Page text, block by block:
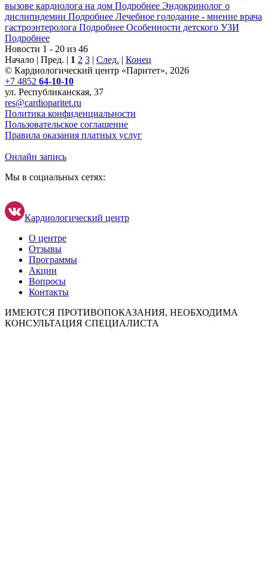
вызове кардиолога на дом Подробнее Эндокринолог о
дислипидемии Подробнее Лечебное голодание - мнение врача
гастроэнтеролога Подробнее Особенности детского УЗИ
Подробнее
Новости 1 - 20 из 46
Начало | Пред. | 1 2 3 | След. | Конец
© Кардиологический центр «Паритет», 2026
+7 4852 64-10-10
ул. Республиканская, 37
res@cardioparitet.ru
Политика конфиденциальности
Пользовательское соглашение
Правила оказания платных услуг
Онлайн запись
Мы в социальных сетях:
Кардиологический центр
О центре
Отзывы
Программы
Акции
Вопросы
Контакты
ИМЕЮТСЯ ПРОТИВОПОКАЗАНИЯ, НЕОБХОДИМА
КОНСУЛЬТАЦИЯ СПЕЦИАЛИСТА